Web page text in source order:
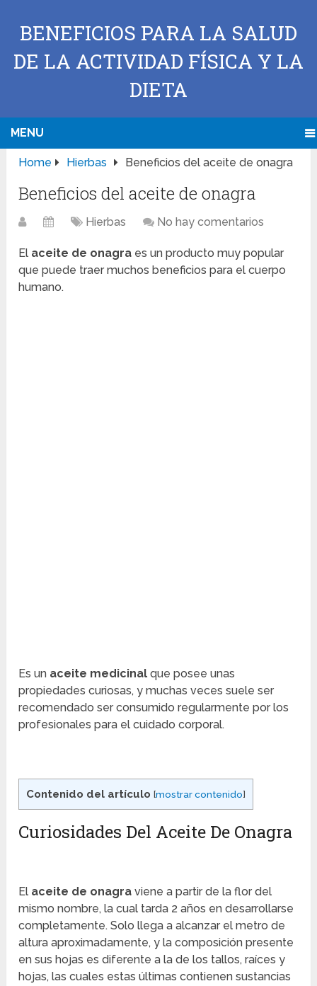
BENEFICIOS PARA LA SALUD
DE LA ACTIVIDAD FÍSICA Y LA
DIETA
MENU
Home Hierbas Beneficios del aceite de onagra
Beneficios del aceite de onagra
Hierbas No hay comentarios
El aceite de onagra es un producto muy popular
que puede traer muchos beneficios para el cuerpo
humano.
Es un aceite medicinal que posee unas
propiedades curiosas, y muchas veces suele ser
recomendado ser consumido regularmente por los
profesionales para el cuidado corporal.
Contenido del artículo [mostrar contenido]
Curiosidades Del Aceite De Onagra
El aceite de onagra viene a partir de la flor del
mismo nombre, la cual tarda 2 años en desarrollarse
completamente. Solo llega a alcanzar el metro de
altura aproximadamente, y la composición presente
en sus hojas es diferente a la de los tallos, raíces y
hojas, las cuales estas últimas contienen sustancias